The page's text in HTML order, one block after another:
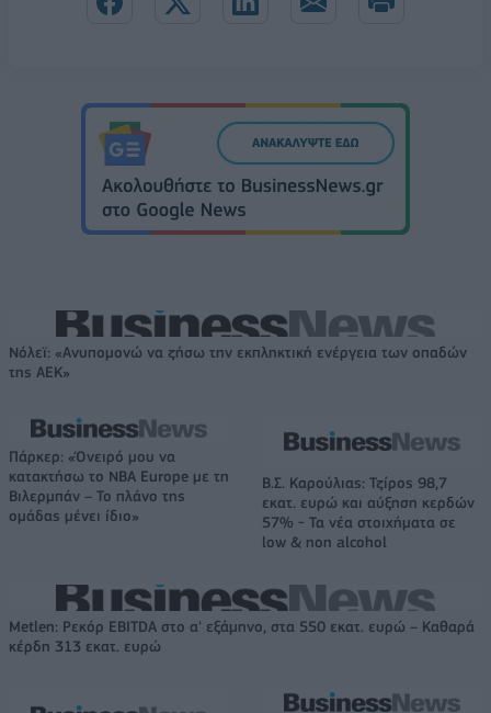
Νόλεϊ: «Ανυπομονώ να ζήσω την εκπληκτική ενέργεια των οπαδών
της ΑΕΚ»
Πάρκερ: «Όνειρό μου να
κατακτήσω το ΝΒΑ Europe με τη
Βιλερμπάν – Το πλάνο της
ομάδας μένει ίδιο»
Β.Σ. Καρούλιας: Τζίρος 98,7
εκατ. ευρώ και αύξηση κερδών
57% - Τα νέα στοιχήματα σε
low & non alcohol
Metlen: Ρεκόρ EBITDA στο α' εξάμηνο, στα 550 εκατ. ευρώ – Καθαρά
κέρδη 313 εκατ. ευρώ